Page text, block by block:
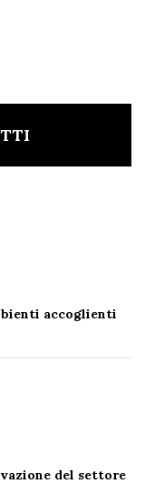
accoglienti
del settore